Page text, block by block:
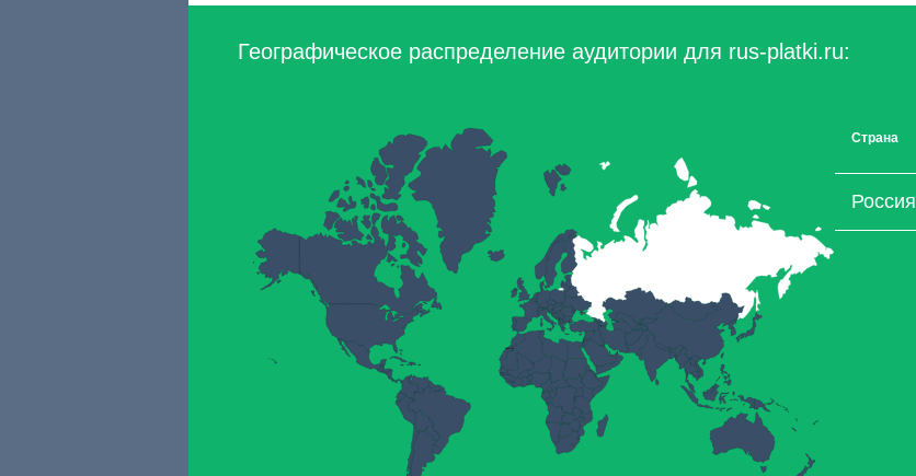
Географическое распределение аудитории для rus-platki.ru:
Страна
Россия